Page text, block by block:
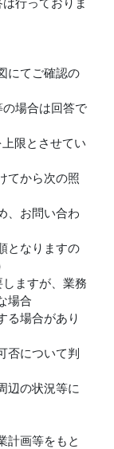
にてご確認の
場合は回答で
限とさせてい
から次の照
お問い合わ
なりますの
ますが、業務
場合
場合があり
について判
の状況等に
画等をもと